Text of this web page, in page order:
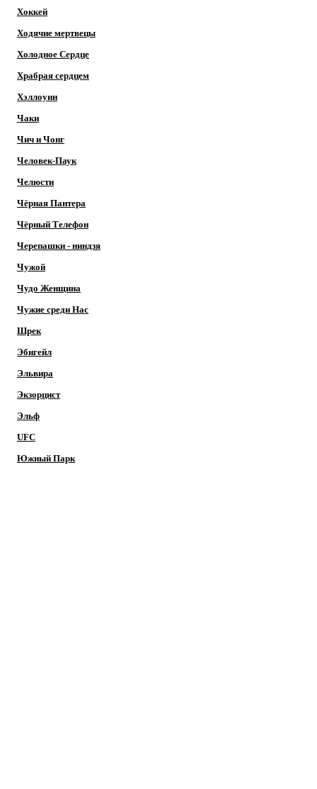
Хоккей
Ходячие мертвецы
Холодное Сердце
Храбрая сердцем
Хэллоуин
Чаки
Чич и Чонг
Человек-Паук
Челюсти
Чёрная Пантера
Чёрный Телефон
Черепашки - ниндзя
Чужой
Чудо Женщина
Чужие среди Нас
Шрек
Эбигейл
Эльвира
Экзорцист
Эльф
UFC
Южный Парк